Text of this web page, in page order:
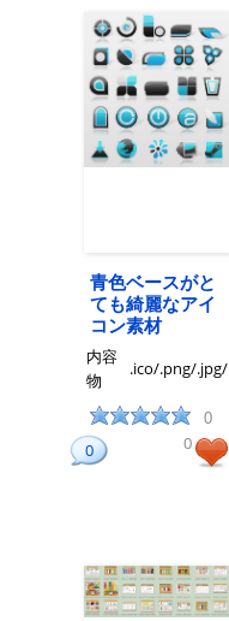
青色ベースがと
ても綺麗なアイ
コン素材
内容
物
.ico/.png/.jpg/
0
0 0